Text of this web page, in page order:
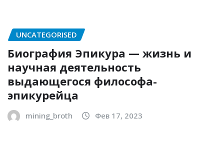
UNCATEGORISED
Биография Эпикура — жизнь и
научная деятельность
выдающегося философа-
эпикурейца
mining_broth Фев 17, 2023